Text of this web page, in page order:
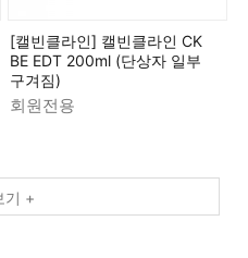
[캘빈클라인] 캘빈클라인 CK
BE EDT 200ml (단상자 일부
구겨짐)
회원전용
기 +